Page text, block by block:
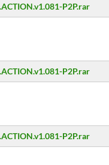
P2P.rar
P2P.rar
P2P.rar